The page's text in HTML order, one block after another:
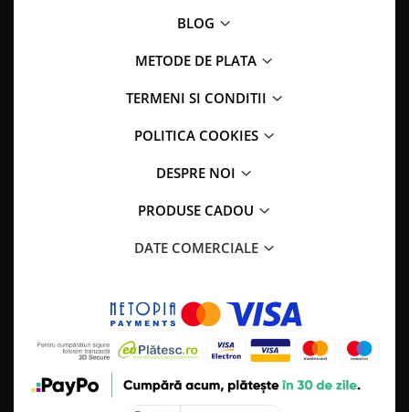
BLOG
METODE DE PLATA
TERMENI SI CONDITII
POLITICA COOKIES
DESPRE NOI
PRODUSE CADOU
DATE COMERCIALE